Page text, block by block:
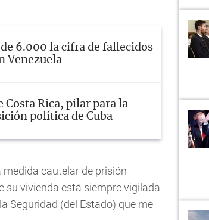
6.000 la cifra de fallecidos
Venezuela
Costa Rica, pilar para la
política de Cuba
medida cautelar de prisión
su vivienda está siempre vigilada
Seguridad (del Estado) que me